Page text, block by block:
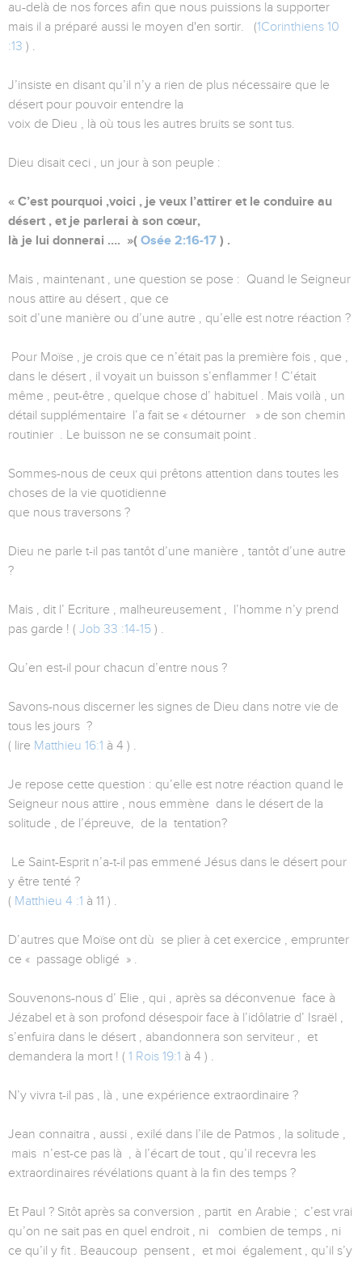
au-delà de nos forces afin que nous puissions la supporter
mais il a préparé aussi le moyen d'en sortir. (1Corinthiens 10
:13 ) .
J’insiste en disant qu’il n’y a rien de plus nécessaire que le
désert pour pouvoir entendre la
voix de Dieu , là où tous les autres bruits se sont tus.
Dieu disait ceci , un jour à son peuple :
« C’est pourquoi ,voici , je veux l’attirer et le conduire au
désert , et je parlerai à son cœur,
là je lui donnerai …. »( Osée 2:16-17 ) .
Mais , maintenant , une question se pose : Quand le Seigneur
nous attire au désert , que ce
soit d’une manière ou d’une autre , qu’elle est notre réaction ?
Pour Moïse , je crois que ce n’était pas la première fois , que ,
dans le désert , il voyait un buisson s’enflammer ! C’était
même , peut-être , quelque chose d’ habituel . Mais voilà , un
détail supplémentaire l’a fait se « détourner » de son chemin
routinier . Le buisson ne se consumait point .
Sommes-nous de ceux qui prêtons attention dans toutes les
choses de la vie quotidienne
que nous traversons ?
Dieu ne parle t-il pas tantôt d’une manière , tantôt d’une autre
?
Mais , dit l’ Ecriture , malheureusement , l’homme n’y prend
pas garde ! ( Job 33 :14-15 ) .
Qu’en est-il pour chacun d’entre nous ?
Savons-nous discerner les signes de Dieu dans notre vie de
tous les jours ?
( lire Matthieu 16:1 à 4 ) .
Je repose cette question : qu’elle est notre réaction quand le
Seigneur nous attire , nous emmène dans le désert de la
solitude , de l’épreuve, de la tentation?
Le Saint-Esprit n’a-t-il pas emmené Jésus dans le désert pour
y être tenté ?
( Matthieu 4 :1 à 11 ) .
D’autres que Moïse ont dù se plier à cet exercice , emprunter
ce « passage obligé » .
Souvenons-nous d’ Elie , qui , après sa déconvenue face à
Jézabel et à son profond désespoir face à l’idôlatrie d’ Israël ,
s’enfuira dans le désert , abandonnera son serviteur , et
demandera la mort ! ( 1 Rois 19:1 à 4 ) .
N’y vivra t-il pas , là , une expérience extraordinaire ?
Jean connaitra , aussi , exilé dans l’ile de Patmos , la solitude ,
mais n’est-ce pas là , à l’écart de tout , qu’il recevra les
extraordinaires révélations quant à la fin des temps ?
Et Paul ? Sitôt après sa conversion , partit en Arabie ; c’est vrai
qu’on ne sait pas en quel endroit , ni combien de temps , ni
ce qu’il y fit . Beaucoup pensent , et moi également , qu’il s’y